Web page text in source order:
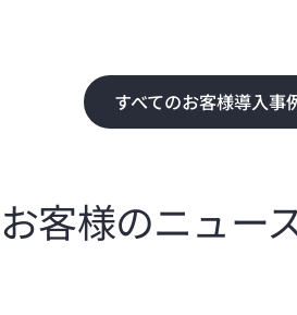
すべてのお客様導入事
お客様のニュー